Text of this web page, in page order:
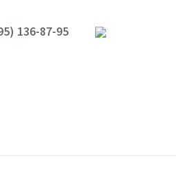
136-87-95